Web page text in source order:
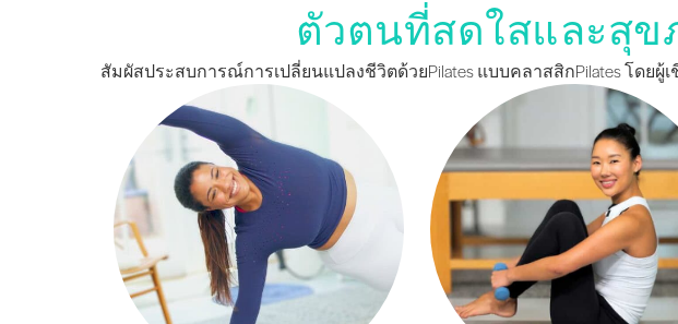
ตัวตนที่สดใสและสุ
สัมผัสประสบการณ์การเปลี่ยนแปลงชีวิตด้วยPilates แบบคลาสสิกPilates โดย